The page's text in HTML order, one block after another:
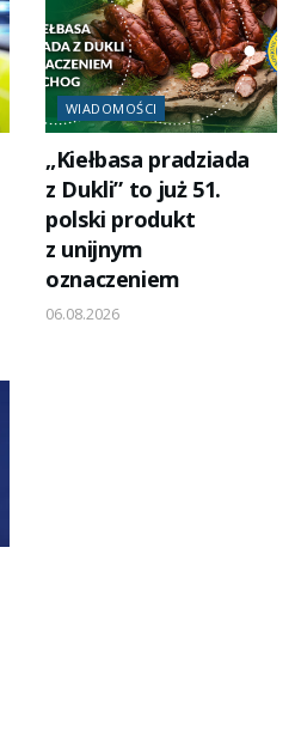
WIADOMOŚCI
„Kiełbasa pradziada
z Dukli” to już 51.
polski produkt
z unijnym
oznaczeniem
06.08.2026